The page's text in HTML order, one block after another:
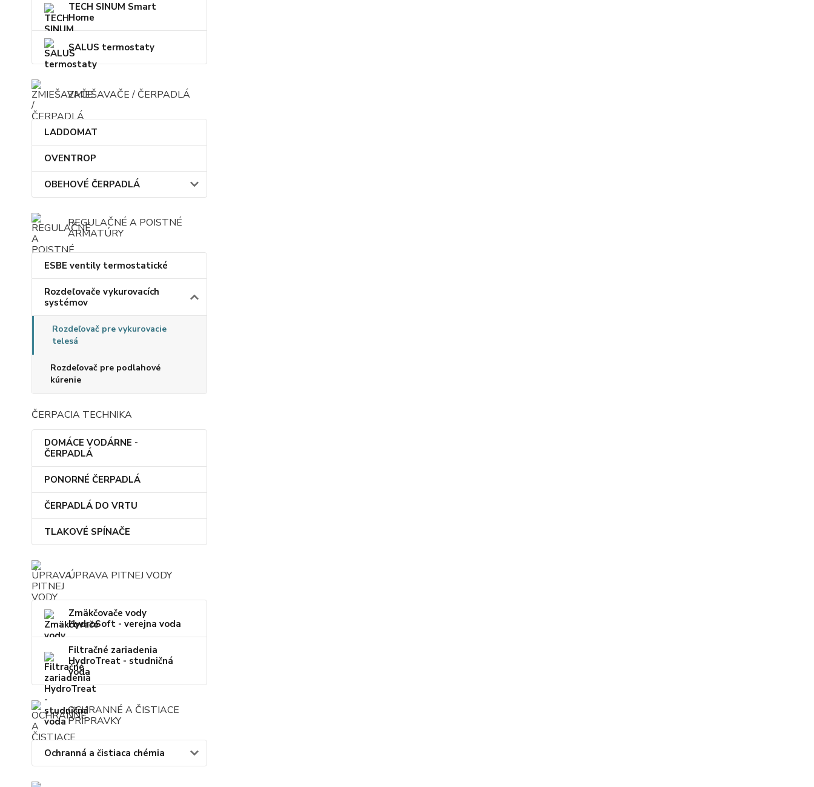
TECH SINUM Smart
Home
SALUS termostaty
ZMIEŠAVAČE / ČERPADLÁ
LADDOMAT
OVENTROP
OBEHOVÉ ČERPADLÁ
REGULAČNÉ A POISTNÉ
ARMATÚRY
ESBE ventily termostatické
Rozdeľovače vykurovacích
systémov
Rozdeľovač pre vykurovacie
telesá
Rozdeľovač pre podlahové
kúrenie
ČERPACIA TECHNIKA
DOMÁCE VODÁRNE -
ČERPADLÁ
PONORNÉ ČERPADLÁ
ČERPADLÁ DO VRTU
TLAKOVÉ SPÍNAČE
ÚPRAVA PITNEJ VODY
Zmäkčovače vody
HydroSoft - verejna voda
Filtračné zariadenia
HydroTreat - studničná
voda
OCHRANNÉ A ČISTIACE
PRÍPRAVKY
Ochranná a čistiaca chémia